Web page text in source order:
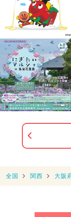
全国 関西 大阪